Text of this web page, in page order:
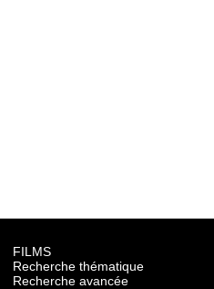
FILMS
Recherche thématique
Recherche avancée